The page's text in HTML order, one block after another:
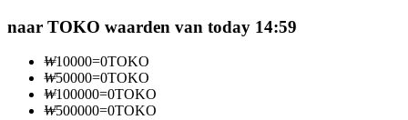
Geniet van winstdeling en copy trading commissies
naar TOKO waarden van today 14:59
₩10000=0TOKO
₩50000=0TOKO
₩100000=0TOKO
₩500000=0TOKO